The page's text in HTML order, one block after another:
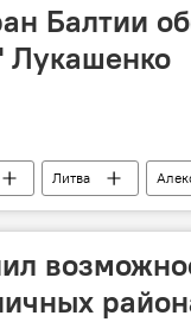
Балтии
Лукашенко
Литва